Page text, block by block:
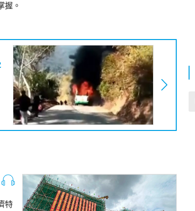
握。
特